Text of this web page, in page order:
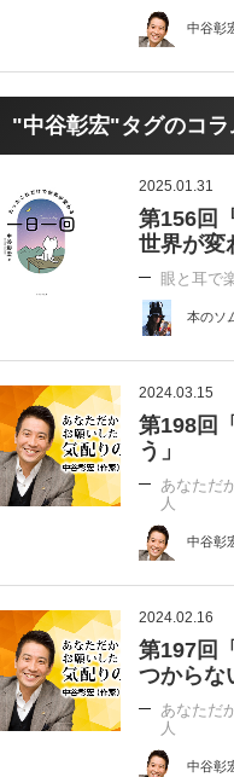
中谷彰
"中谷彰宏"タグのコラ
2025.01.31
第156回
世界が変
眼と耳で
本のソ
2024.03.15
第198回
う」
あなただ
人
中谷彰
2024.02.16
第197回
つからな
あなただ
人
中谷彰